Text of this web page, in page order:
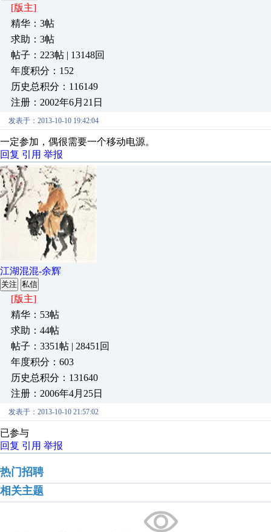
[版主]
精华：3帖
求助：3帖
帖子：223帖 | 13148回
年度积分：152
历史总积分：116149
注册：2002年6月21日
发表于：2013-10-10 19:42:04
一定参加，偶很需要一个移动电源。
回复 引用 举报
江湖混混-余辉
关注 私信
[版主]
精华：53帖
求助：44帖
帖子：3351帖 | 28451回
年度积分：603
历史总积分：131640
注册：2006年4月25日
发表于：2013-10-10 21:57:02
已参与
回复 引用 举报
热门招聘
相关主题